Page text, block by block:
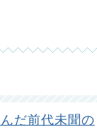
だ前代未聞の